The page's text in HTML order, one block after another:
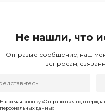
Не нашли, что
Отправьте сообщение, наш
вопросам,
Нажимая кнопку «Отправить» я
персональных данных